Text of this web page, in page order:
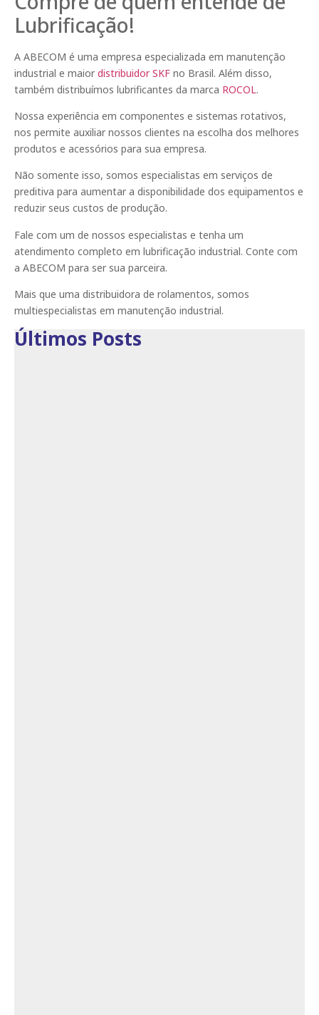
Lubrificação!
A ABECOM é uma empresa especializada em manutenção
industrial e maior distribuidor SKF no Brasil. Além disso,
também distribuímos lubrificantes da marca ROCOL.
Nossa experiência em componentes e sistemas rotativos,
nos permite auxiliar nossos clientes na escolha dos melhores
produtos e acessórios para sua empresa.
Não somente isso, somos especialistas em serviços de
preditiva para aumentar a disponibilidade dos equipamentos e
reduzir seus custos de produção.
Fale com um de nossos especialistas e tenha um
atendimento completo em lubrificação industrial. Conte com
a ABECOM para ser sua parceira.
Mais que uma distribuidora de rolamentos, somos
multiespecialistas em manutenção industrial.
Últimos Posts